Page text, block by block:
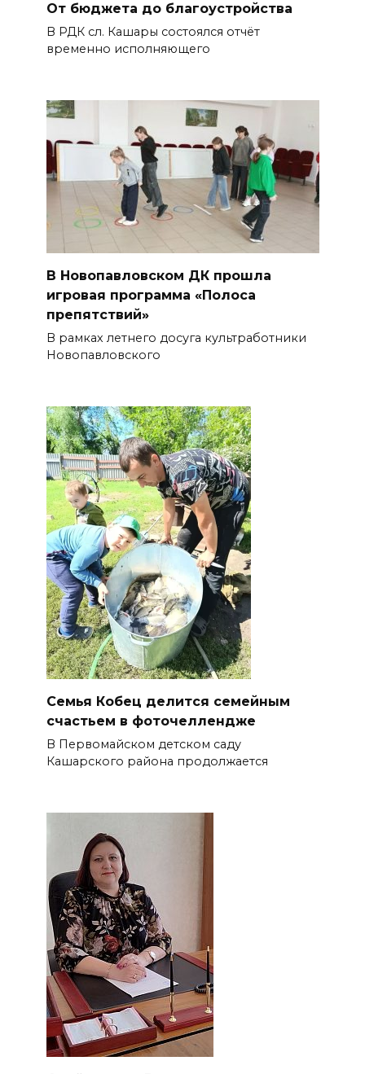
От бюджета до благоустройства
В РДК сл. Кашары состоялся отчёт
временно исполняющего
В Новопавловском ДК прошла
игровая программа «Полоса
препятствий»
В рамках летнего досуга культработники
Новопавловского
Семья Кобец делится семейным
счастьем в фоточеллендже
В Первомайском детском саду
Кашарского района продолжается